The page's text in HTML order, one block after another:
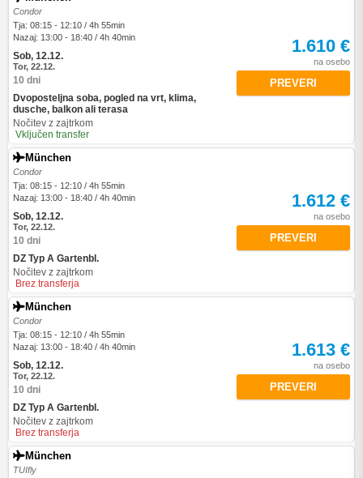
Condor
Tja: 08:15 - 12:10 / 4h 55min
Nazaj: 13:00 - 18:40 / 4h 40min
Sob, 12.12.
Tor, 22.12.
10 dni
Dvoposteljna soba, pogled na vrt, klima,
dusche, balkon ali terasa
Nočitev z zajtrkom
Vključen transfer
1.610 €
na osebo
PREVERI
München
Condor
Tja: 08:15 - 12:10 / 4h 55min
Nazaj: 13:00 - 18:40 / 4h 40min
Sob, 12.12.
Tor, 22.12.
10 dni
DZ Typ A Gartenbl.
Nočitev z zajtrkom
Brez transferja
1.612 €
na osebo
PREVERI
München
Condor
Tja: 08:15 - 12:10 / 4h 55min
Nazaj: 13:00 - 18:40 / 4h 40min
Sob, 12.12.
Tor, 22.12.
10 dni
DZ Typ A Gartenbl.
Nočitev z zajtrkom
Brez transferja
1.613 €
na osebo
PREVERI
München
TUIfly